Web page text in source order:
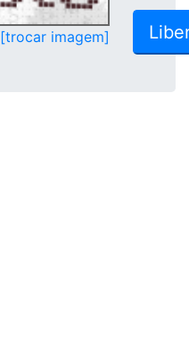
[trocar imagem]